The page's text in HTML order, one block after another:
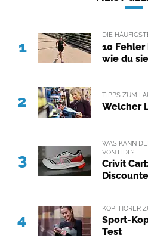
1
DIE
10 Fehler
wie du
2 TIPPS ZUM
Welcher
3
WAS KANN
VON LIDL?
Crivit
4
KOPFHÖRER
Sport-
Test